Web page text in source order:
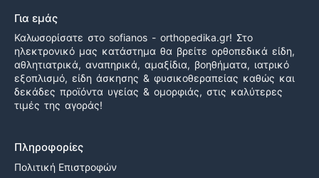
Για εμάς
Καλωσορίσατε στο sofianos - orthopedika.gr! Στο
ηλεκτρονικό μας κατάστημα θα βρείτε ορθοπεδικά είδη,
αθλητιατρικά, αναπηρικά, αμαξίδια, βοηθήματα, ιατρικό
εξοπλισμό, είδη άσκησης & φυσικοθεραπείας καθώς και
δεκάδες προϊόντα υγείας & ομορφιάς, στις καλύτερες
τιμές της αγοράς!
Πληροφορίες
Πολιτική Επιστροφών